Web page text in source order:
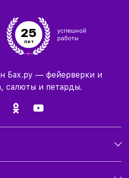
25
лет
Бах.ру — фейерверки и
салюты и петарды.